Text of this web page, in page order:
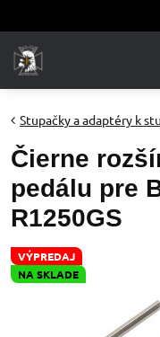
VÝPREDAJ
NA SKLADE
Stupačky a adaptéry k
Čierne
pedálu pre
R1250GS